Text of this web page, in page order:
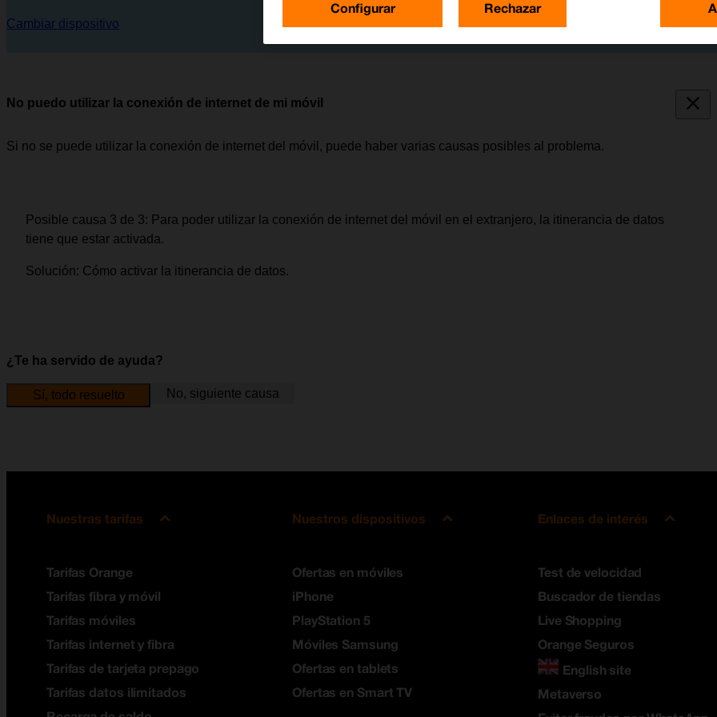
Cambiar dispositivo
No puedo utilizar la conexión de internet de mi móvil
Si no se puede utilizar la conexión de internet del móvil, puede haber varias causas posibles al problema.
Posible causa 3 de 3: Para poder utilizar la conexión de internet del móvil en el extranjero, la itinerancia de datos
tiene que estar activada.
Solución: Cómo activar la itinerancia de datos.
¿Te ha servido de ayuda?
Sí, todo resuelto No, siguiente causa
Nuestras tarifas
Tarifas Orange
Tarifas fibra y móvil
Tarifas móviles
Tarifas internet y fibra
Tarifas de tarjeta prepago
Tarifas datos ilimitados
Nuestros dispositivos
Ofertas en móviles
iPhone
PlayStation 5
Móviles Samsung
Ofertas en tablets
Ofertas en Smart TV
Enlaces de interés
Test de velocidad
Buscador de tiendas
Live Shopping
Orange Seguros
English site
Metaverso
Configurar Rechazar